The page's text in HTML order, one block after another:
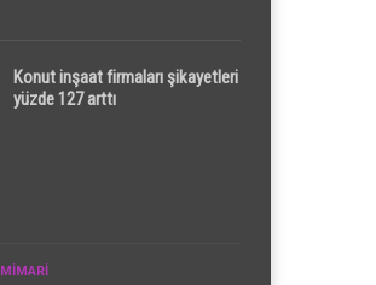
Konut inşaat firmaları şikayetleri
yüzde 127 arttı
MİMARİ